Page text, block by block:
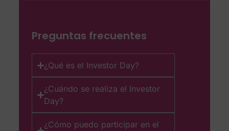
Preguntas frecuentes
¿Qué es el Investor Day?
¿Cuándo se realiza el Investor
Day?
¿Cómo puedo participar en el